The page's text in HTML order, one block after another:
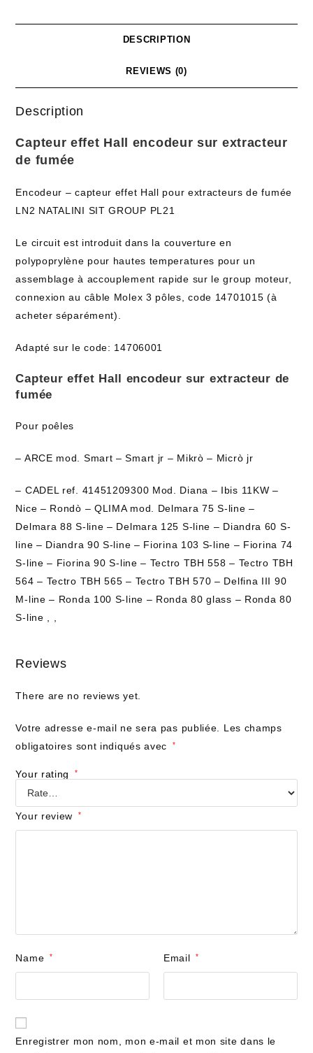
DESCRIPTION
REVIEWS (0)
Description
Capteur effet Hall encodeur sur extracteur
de fumée
Encodeur – capteur effet Hall pour extracteurs de fumée
LN2 NATALINI SIT GROUP PL21
Le circuit est introduit dans la couverture en
polypoprylène pour hautes temperatures pour un
assemblage à accouplement rapide sur le group moteur,
connexion au câble Molex 3 pôles, code 14701015 (à
acheter séparément).
Adapté sur le code: 14706001
Capteur effet Hall encodeur sur extracteur de
fumée
Pour poêles
– ARCE mod. Smart – Smart jr – Mikrò – Micrò jr
– CADEL ref. 41451209300 Mod. Diana – Ibis 11KW –
Nice – Rondò – QLIMA mod. Delmara 75 S-line –
Delmara 88 S-line – Delmara 125 S-line – Diandra 60 S-
line – Diandra 90 S-line – Fiorina 103 S-line – Fiorina 74
S-line – Fiorina 90 S-line – Tectro TBH 558 – Tectro TBH
564 – Tectro TBH 565 – Tectro TBH 570 – Delfina III 90
M-line – Ronda 100 S-line – Ronda 80 glass – Ronda 80
S-line , ,
Reviews
There are no reviews yet.
Votre adresse e-mail ne sera pas publiée.
Les champs
obligatoires sont indiqués avec
*
Your rating *
Your review *
Name * Email *
Enregistrer mon nom, mon e-mail et mon site dans le